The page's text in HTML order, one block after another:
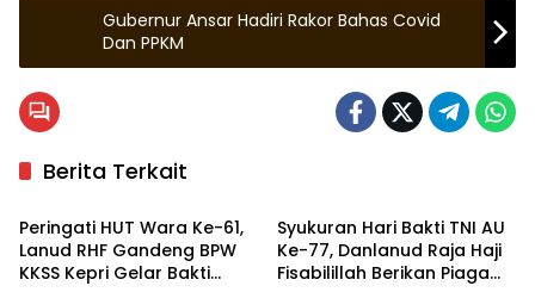
Gubernur Ansar Hadiri Rakor Bahas Covid
Dan PPKM
Berita Terkait
Zona Kepri
Peringati HUT Wara Ke-61,
Lanud RHF Gandeng BPW
KKSS Kepri Gelar Bakti
Syukuran Hari Bakti TNI AU
Ke-77, Danlanud Raja Haji
Fisabilillah Berikan Piagam
Zona Kepri Zona Kepri